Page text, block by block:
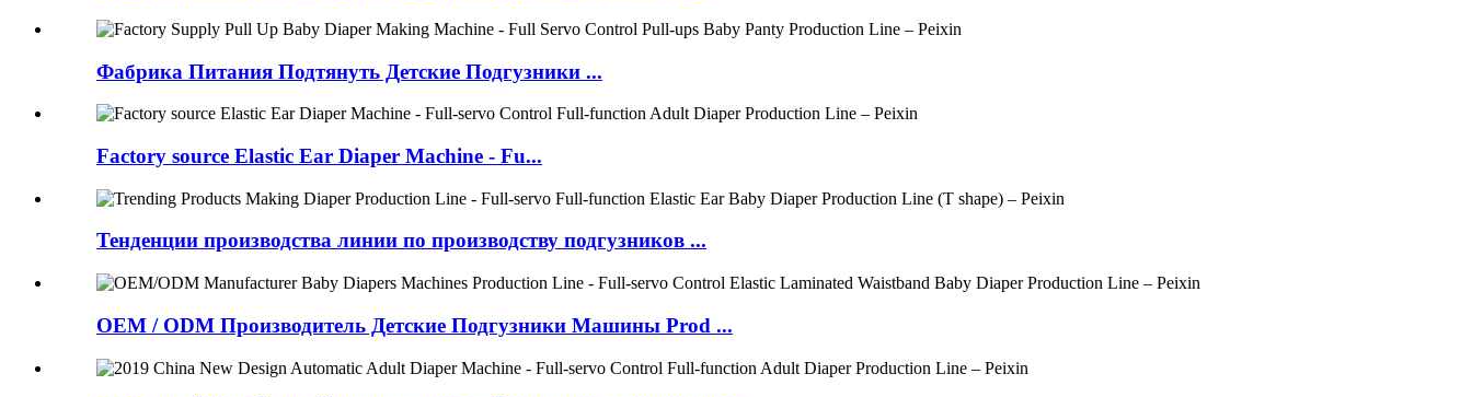
Фабрика Питания Подтянуть Детские Подгузники ...
Factory source Elastic Ear Diaper Machine - Fu...
Тенденции производства линии по производству подгузников ...
OEM / ODM Производитель Детские Подгузники Машины Prod ...